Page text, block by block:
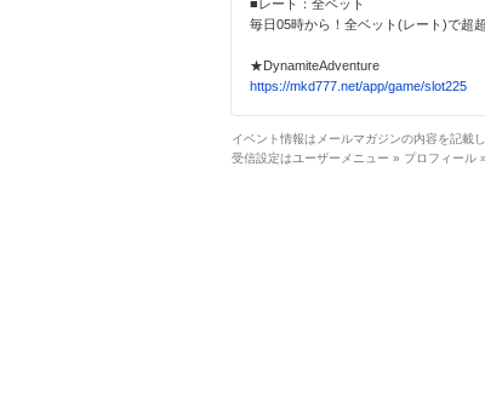
■レート：全ベット
毎日05時から！全ベット(レート)で超
★DynamiteAdventure
https://mkd777.net/app/game/slot225
イベント情報はメールマガジンの内容を記載し
受信設定はユーザーメニュー » プロフィール